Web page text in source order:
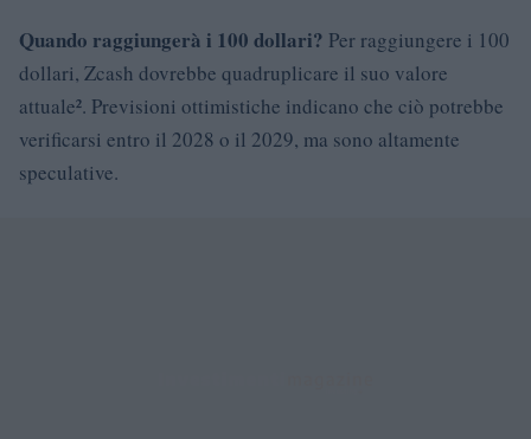
Quando raggiungerà i 100 dollari? Per raggiungere i 100
dollari, Zcash dovrebbe quadruplicare il suo valore
attuale². Previsioni ottimistiche indicano che ciò potrebbe
verificarsi entro il 2028 o il 2029, ma sono altamente
speculative.